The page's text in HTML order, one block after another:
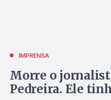
IMPRENSA
Morre o
Pedreira. Ele